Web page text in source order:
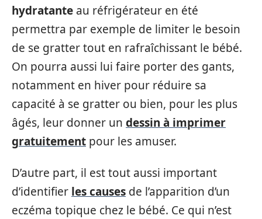
hydratante au réfrigérateur en été
permettra par exemple de limiter le besoin
de se gratter tout en rafraîchissant le bébé.
On pourra aussi lui faire porter des gants,
notamment en hiver pour réduire sa
capacité à se gratter ou bien, pour les plus
âgés, leur donner un dessin à imprimer
gratuitement pour les amuser.
D’autre part, il est tout aussi important
d’identifier les causes de l’apparition d’un
eczéma topique chez le bébé. Ce qui n’est